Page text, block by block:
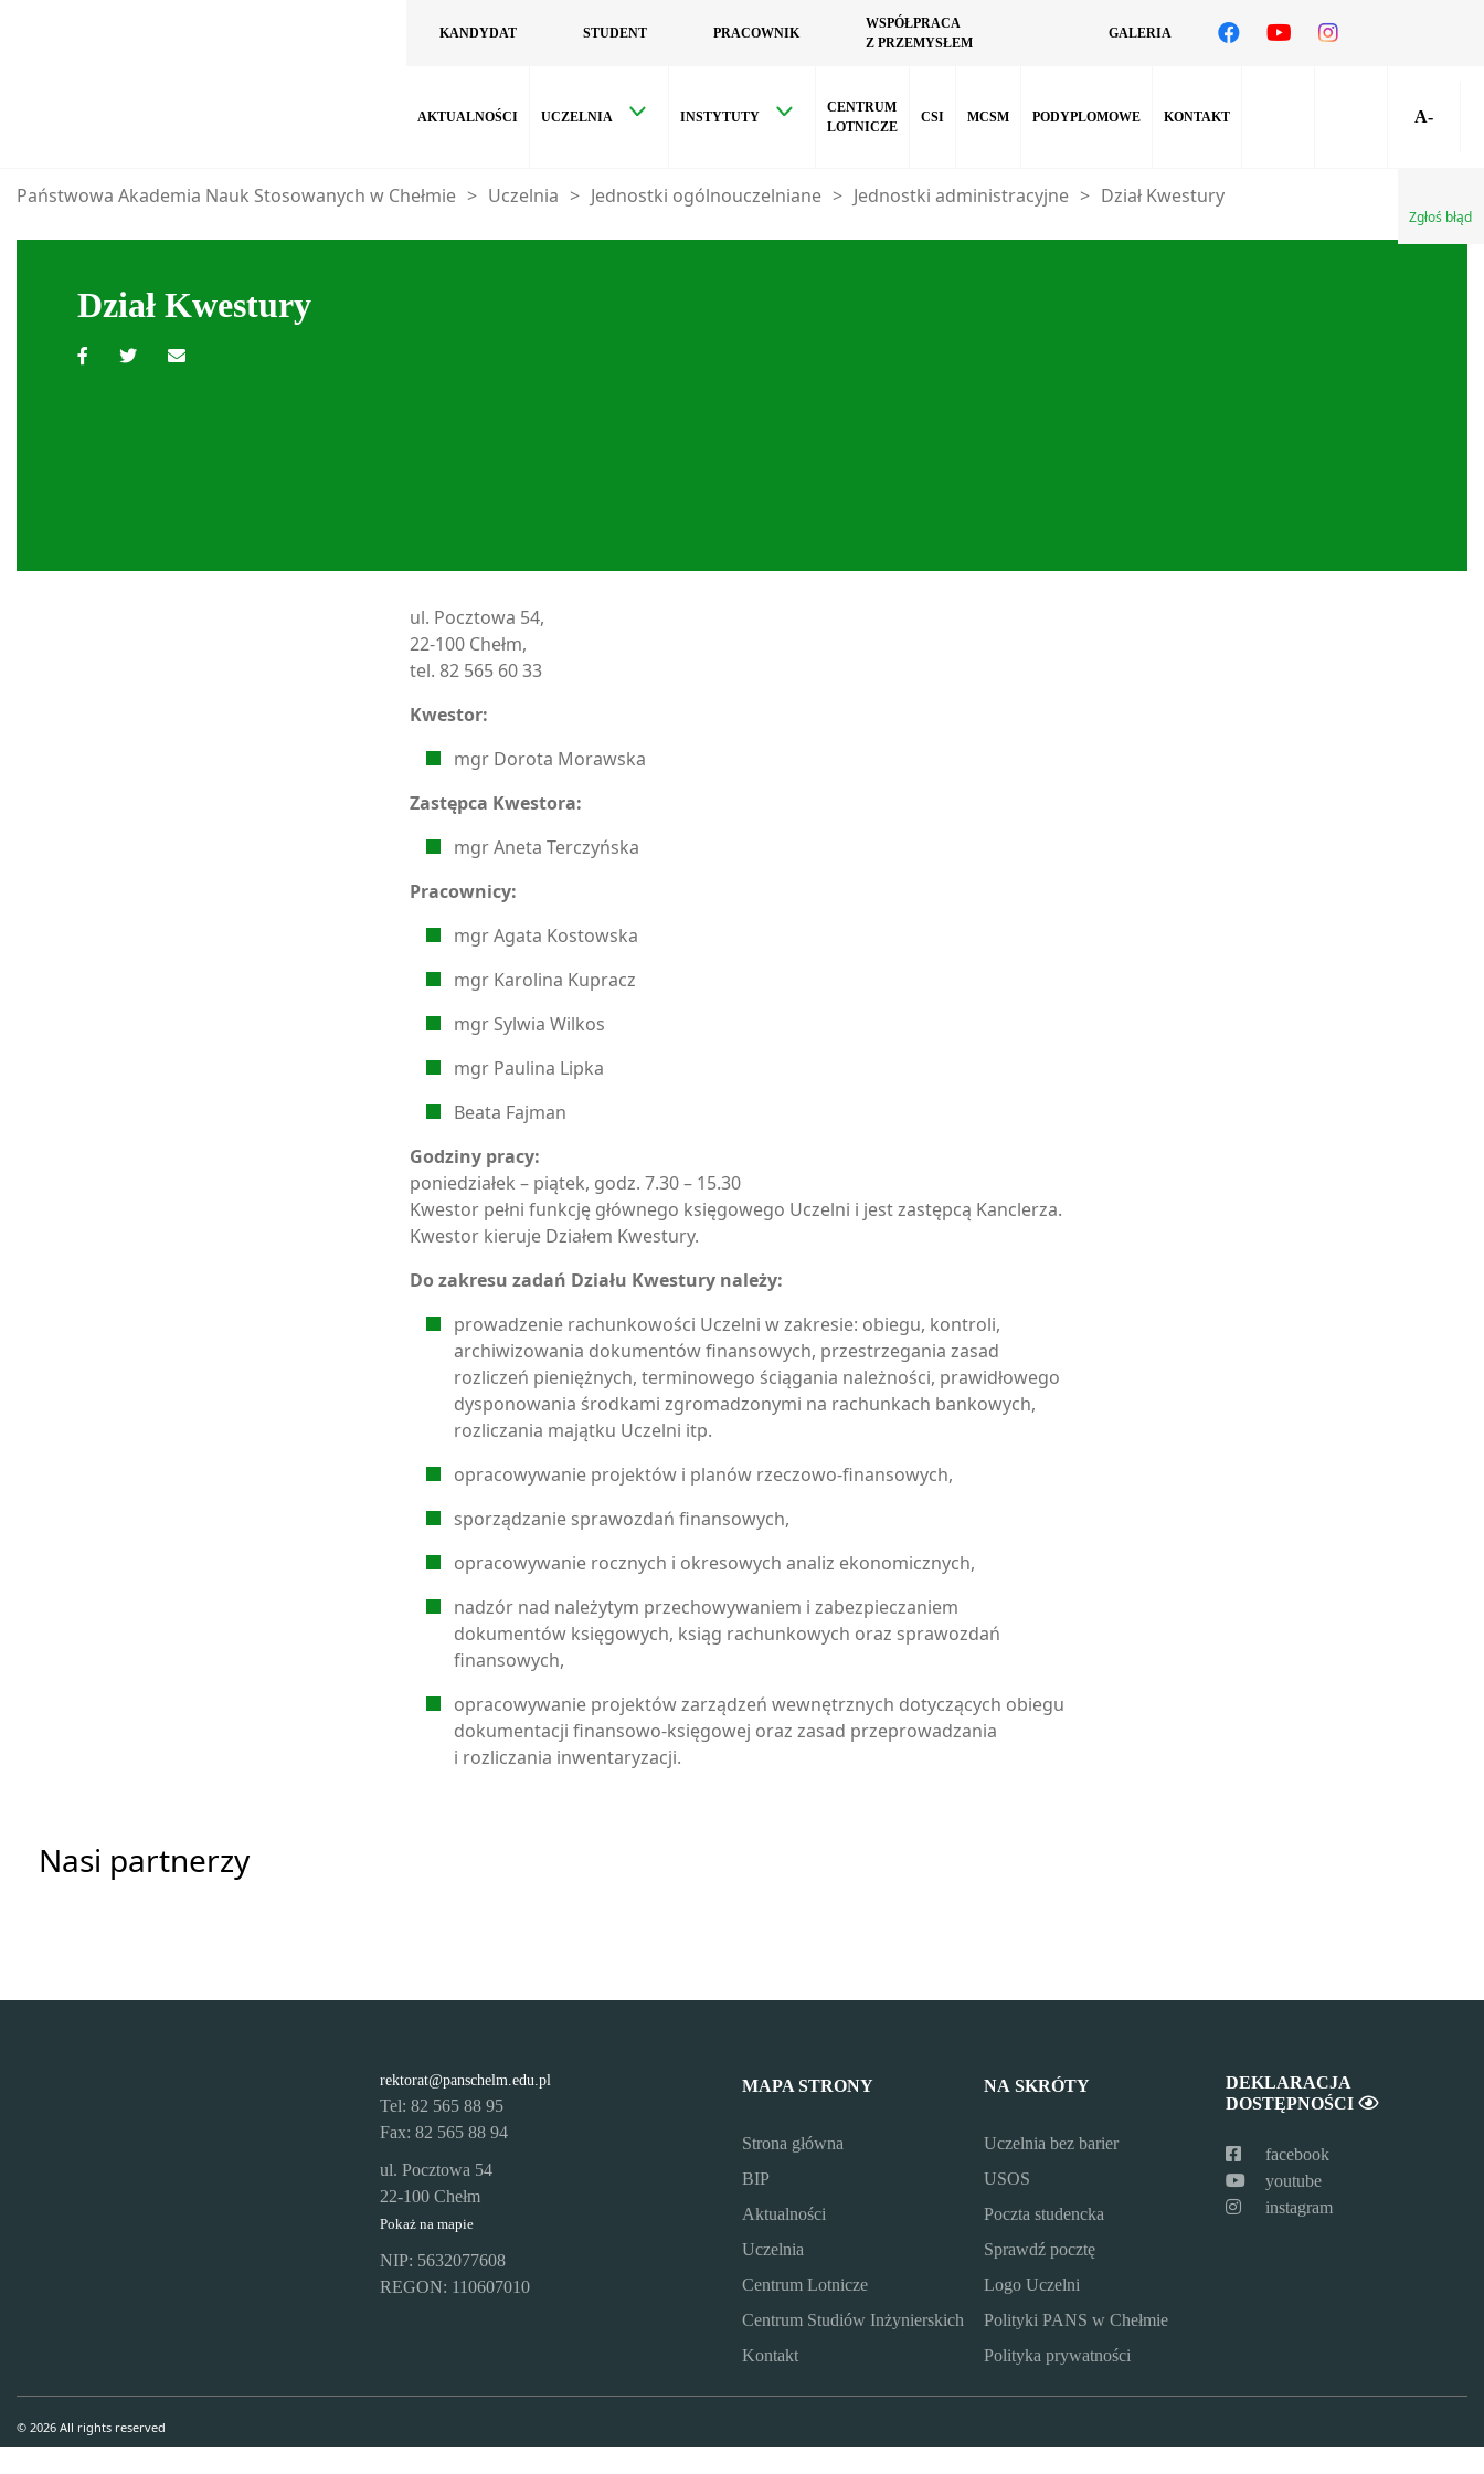
KANDYDAT STUDENT PRACOWNIK
WSPÓŁPRACA
Z PRZEMYSŁEM
GALERIA
AKTUALNOŚCI UCZELNIA INSTYTUTY
CENTRUM
LOTNICZE
CSI MCSM PODYPLOMOWE KONTAKT A-
Zgłoś błąd
Państwowa Akademia Nauk Stosowanych w Chełmie > Uczelnia > Jednostki ogólnouczelniane > Jednostki administracyjne > Dział Kwestury
Dział Kwestury
ul. Pocztowa 54,
22-100 Chełm,
tel. 82 565 60 33
Kwestor:
mgr Dorota Morawska
Zastępca Kwestora:
mgr Aneta Terczyńska
Pracownicy:
mgr Agata Kostowska
mgr Karolina Kupracz
mgr Sylwia Wilkos
mgr Paulina Lipka
Beata Fajman
Godziny pracy:
poniedziałek – piątek, godz. 7.30 – 15.30
Kwestor pełni funkcję głównego księgowego Uczelni i jest zastępcą Kanclerza.
Kwestor kieruje Działem Kwestury.
Do zakresu zadań Działu Kwestury należy:
prowadzenie rachunkowości Uczelni w zakresie: obiegu, kontroli,
archiwizowania dokumentów finansowych, przestrzegania zasad
rozliczeń pieniężnych, terminowego ściągania należności, prawidłowego
dysponowania środkami zgromadzonymi na rachunkach bankowych,
rozliczania majątku Uczelni itp.
opracowywanie projektów i planów rzeczowo-finansowych,
sporządzanie sprawozdań finansowych,
opracowywanie rocznych i okresowych analiz ekonomicznych,
nadzór nad należytym przechowywaniem i zabezpieczaniem
dokumentów księgowych, ksiąg rachunkowych oraz sprawozdań
finansowych,
opracowywanie projektów zarządzeń wewnętrznych dotyczących obiegu
dokumentacji finansowo-księgowej oraz zasad przeprowadzania
i rozliczania inwentaryzacji.
Nasi partnerzy
rektorat@panschelm.edu.pl
Tel: 82 565 88 95
Fax: 82 565 88 94
ul. Pocztowa 54
22-100 Chełm
Pokaż na mapie
NIP: 5632077608
REGON: 110607010
MAPA STRONY
Strona główna
BIP
Aktualności
Uczelnia
Centrum Lotnicze
Centrum Studiów Inżynierskich
Kontakt
NA SKRÓTY
Uczelnia bez barier
USOS
Poczta studencka
Sprawdź pocztę
Logo Uczelni
Polityki PANS w Chełmie
Polityka prywatności
DEKLARACJA
DOSTĘPNOŚCI
facebook
youtube
instagram
© 2026 All rights reserved